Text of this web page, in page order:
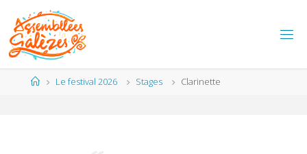
content
HomeLe festival 2026 Stages Clarinette